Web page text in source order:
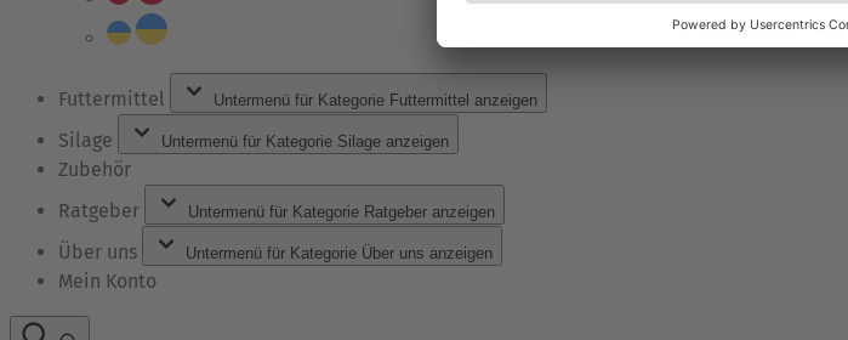
Futtermittel Untermenü für Kategorie Futtermittel anzeigen
Silage Untermenü für Kategorie Silage anzeigen
Zubehör
Ratgeber
Untermenü für Kategorie Ratgeber anzeigen
Über uns Untermenü für Kategorie Über uns anzeigen
Mein Konto